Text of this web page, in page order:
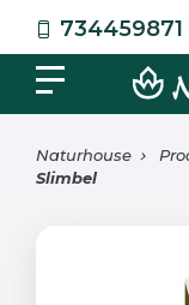
734459871
Naturhouse
Slimbel